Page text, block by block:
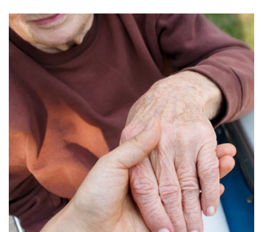
Familien Senioren bei der Entscheidung für ein
Pflegeheim in der Schweiz unterstützen können und
welche Ansätze helfen, diesen Prozess einfühlsam und
respektvoll zu gestalten.